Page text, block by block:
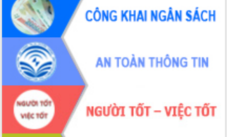
ven biển
Đắk Lắk nỗ lực thúc đẩy tăng trưởng
kinh tế từ 10% trở lên trong Quý
II/2026
Đắk Lắk ký kết thỏa thuận hợp tác về
chuyển đổi số giai đoạn 2026 – 2030
với Tập đoàn Bưu chính Viễn thông
Việt Nam
Thứ trưởng Bộ Y tế làm việc với tỉnh
Đắk Lắk về phát triển nhân lực y tế
cho trạm y tế cấp xã
Du lịch Đắk Lắk nâng tầm trải nghiệm